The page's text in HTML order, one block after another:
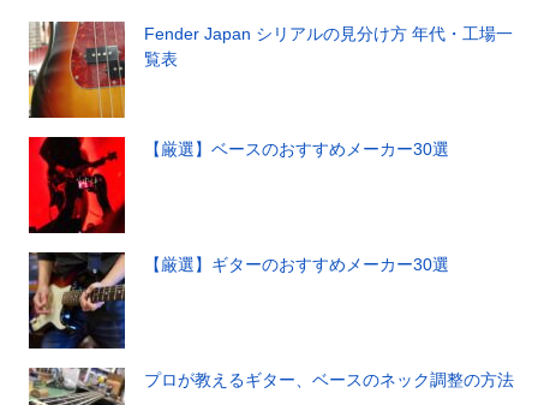
Fender Japan シリアルの見分け方 年代・工場一
覧表
【厳選】ベースのおすすめメーカー30選
【厳選】ギターのおすすめメーカー30選
プロが教えるギター、ベースのネック調整の方法